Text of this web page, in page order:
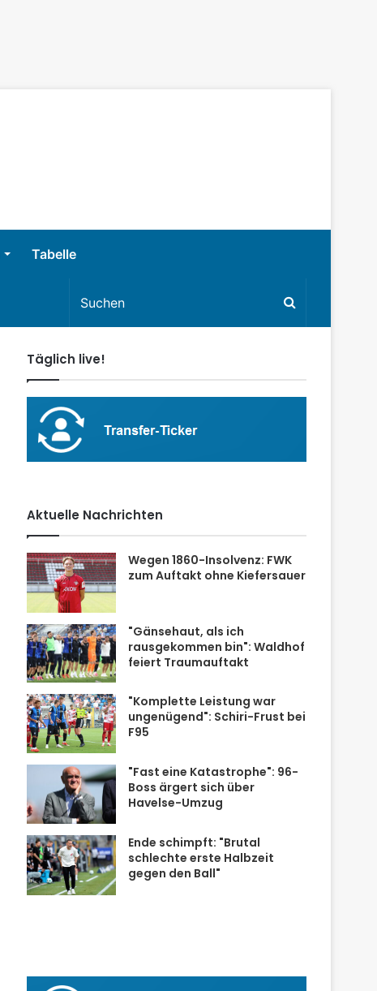
Tabelle
Täglich live!
Aktuelle Nachrichten
Wegen 1860-Insolvenz: FWK
zum Auftakt ohne Kiefersauer
"Gänsehaut, als ich
rausgekommen bin": Waldhof
feiert Traumauftakt
"Komplette Leistung war
ungenügend": Schiri-Frust bei
F95
"Fast eine Katastrophe": 96-
Boss ärgert sich über
Havelse-Umzug
Ende schimpft: "Brutal
schlechte erste Halbzeit
gegen den Ball"